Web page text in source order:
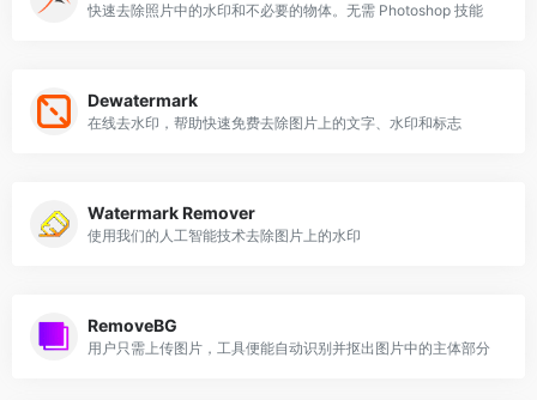
快速去除照片中的水印和不必要的物体。无需 Photoshop 技能
Dewatermark
在线去水印，帮助快速免费去除图片上的文字、水印和标志
Watermark Remover
使用我们的人工智能技术去除图片上的水印
RemoveBG
用户只需上传图片，工具便能自动识别并抠出图片中的主体部分